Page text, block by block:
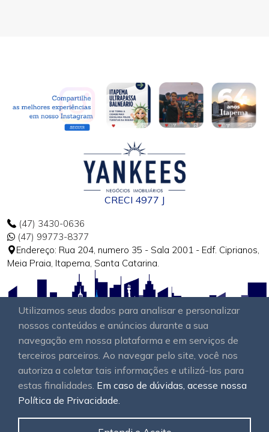
Utilizamos seus dados para analisar e personalizar
nossos conteúdos e anúncios durante a sua
navegação em nossa plataforma e em serviços de
terceiros parceiros. Ao navegar pelo site, você nos
autoriza a coletar tais informações e utilizá-las para
estas finalidades. Em caso de dúvidas, acesse nossa
Política de Privacidade.
CRECI 4977 J
(47) 3430-0636
(47) 99773-8377
Endereço: Rua 204, numero 35 - Sala 2001 - Edf. Ciprianos,
Meia Praia, Itapema, Santa Catarina.